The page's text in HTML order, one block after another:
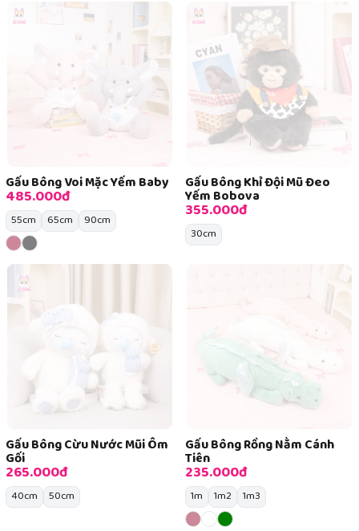
Gấu Bông Voi Mặc Yếm Baby
485.000đ
55cm 65cm 90cm
Gấu Bông Khỉ Đội Mũ Đeo
Yếm Bobova
355.000đ
30cm
Gấu Bông Cừu Nước Mũi Ôm
Gối
265.000đ
40cm 50cm
Gấu Bông Rồng Nằm Cánh
Tiên
235.000đ
1m 1m2 1m3